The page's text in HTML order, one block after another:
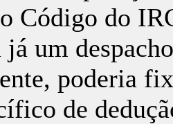
Código do
já um
poderia
de